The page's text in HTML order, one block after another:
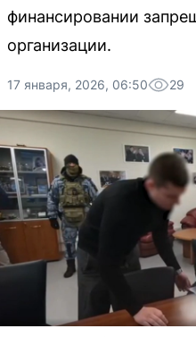
финансировании
организации.
17 января, 2026, 06:50 29